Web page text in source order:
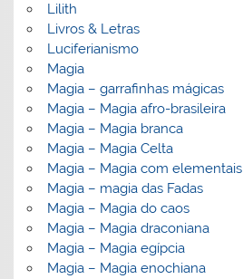
Lilith
Livros & Letras
Luciferianismo
Magia
Magia – garrafinhas mágicas
Magia – Magia afro-brasileira
Magia – Magia branca
Magia – Magia Celta
Magia – Magia com elementais
Magia – magia das Fadas
Magia – Magia do caos
Magia – Magia draconiana
Magia – Magia egípcia
Magia – Magia enochiana